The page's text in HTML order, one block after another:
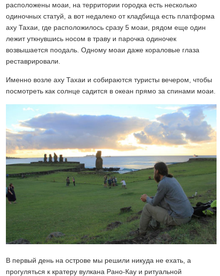
расположены моаи, на территории городка есть несколько
одиночных статуй, а вот недалеко от кладбища есть платформа
аху Тахаи, где расположилось сразу 5 моаи, рядом еще один
лежит уткнувшись носом в траву и парочка одиночек
возвышается поодаль. Одному моаи даже кораловые глаза
реставрировали.
Именно возле аху Тахаи и собираются туристы вечером, чтобы
посмотреть как солнце садится в океан прямо за спинами моаи.
В первый день на острове мы решили никуда не ехать, а
прогуляться к кратеру вулкана Рано-Кау и ритуальной